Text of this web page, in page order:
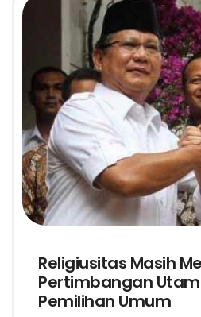
Religiusitas Masih
Pertimbangan
Pemilihan Umum